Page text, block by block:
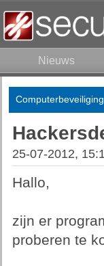
Nieuws
Computerbeveiliging
25-07-2012,
Hallo,
zijn er
proberen te